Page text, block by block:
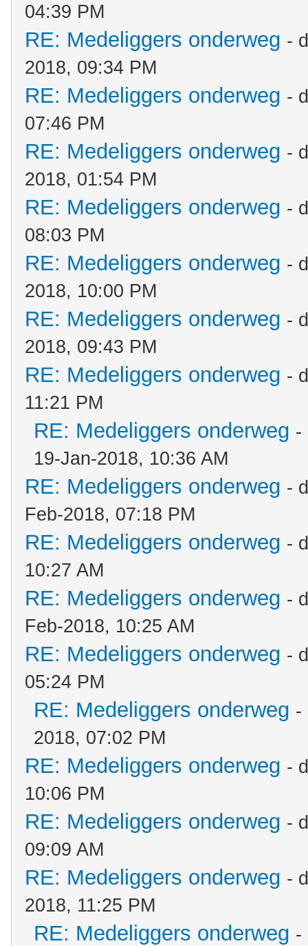
04:39 PM
RE: Medeliggers onderweg -
2018, 09:34 PM
RE: Medeliggers onderweg -
07:46 PM
RE: Medeliggers onderweg -
2018, 01:54 PM
RE: Medeliggers onderweg -
08:03 PM
RE: Medeliggers onderweg -
2018, 10:00 PM
RE: Medeliggers onderweg -
2018, 09:43 PM
RE: Medeliggers onderweg -
11:21 PM
RE: Medeliggers onderweg -
19-Jan-2018, 10:36 AM
RE: Medeliggers onderweg -
Feb-2018, 07:18 PM
RE: Medeliggers onderweg -
10:27 AM
RE: Medeliggers onderweg -
Feb-2018, 10:25 AM
RE: Medeliggers onderweg -
05:24 PM
RE: Medeliggers onderweg -
2018, 07:02 PM
RE: Medeliggers onderweg -
10:06 PM
RE: Medeliggers onderweg -
09:09 AM
RE: Medeliggers onderweg -
2018, 11:25 PM
RE: Medeliggers onderweg -